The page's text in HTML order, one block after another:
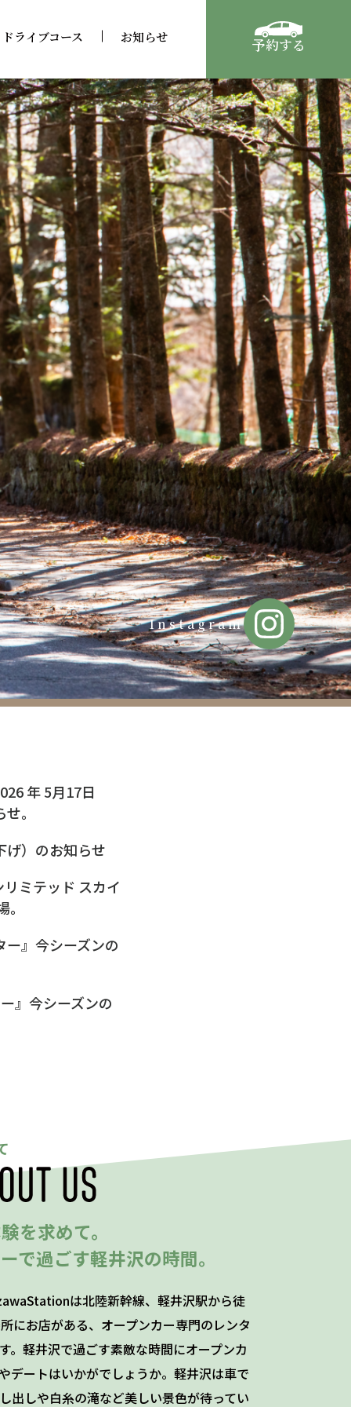
ドライブコース お知らせ 予約する
Instagram
年 5月17日
せ。
げ）のお知らせ
ミテッド スカイ
』今シーズンの
』今シーズンの
を求めて。
で過ごす軽井沢の時間。
は北陸新幹線、軽井沢駅から徒
にお店がある、オープンカー専門のレンタ
。軽井沢で過ごす素敵な時間にオープンカ
デートはいかがでしょうか。軽井沢は車で
出しや白糸の滝など美しい景色が待ってい